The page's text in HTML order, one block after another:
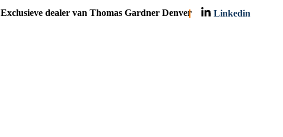
Exclusieve dealer van Thomas Gardner Denver Linkedin